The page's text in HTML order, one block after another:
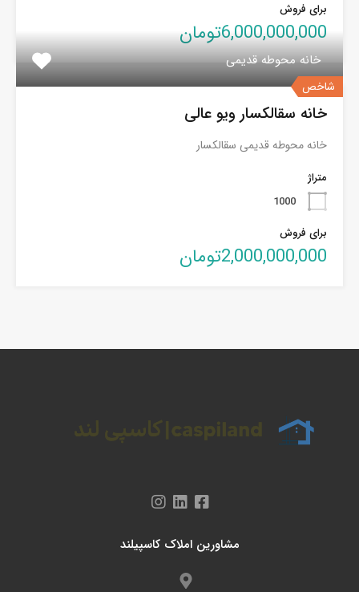
برای فروش
6,000,000,000تومان
شاخص
خانه محوطه قدیمی
خانه سقالکسار ویو عالی
خانه محوطه قدیمی سقالکسار
متراژ
1000
برای فروش
2,000,000,000تومان
مشاورین املاک کاسپیلند